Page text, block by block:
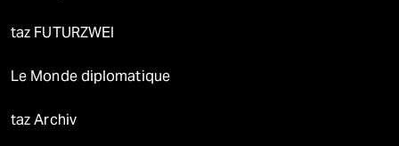
taz FUTURZWEI
Le Monde diplomatique
taz Archiv